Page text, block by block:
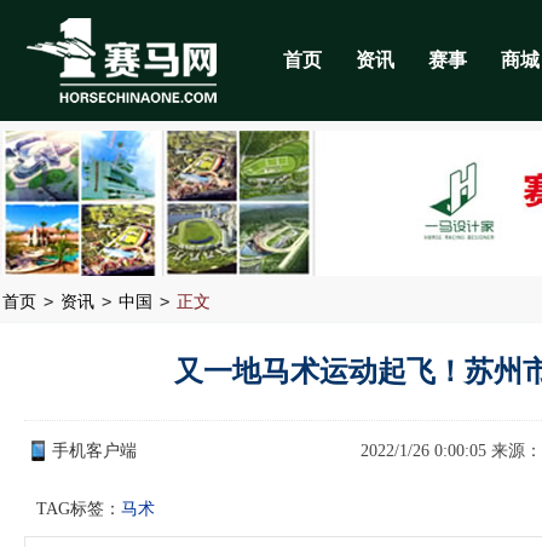
首页 资讯 赛事 商城
首页 > 资讯 > 中国 > 正文
又一地马术运动起飞！苏州
手机客户端 2022/1/26 0:00:05 来源：
TAG标签： 马术